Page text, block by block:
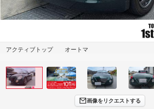
アクティブトップ オートマ
画像をリクエストする